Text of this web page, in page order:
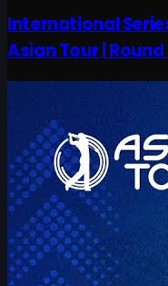
International
Asian Tour |